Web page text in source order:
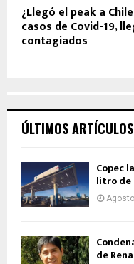
¿Llegó el peak a
casos de Covid-19,
contagiados
ÚLTIMOS ARTÍCULOS
Copec
litro de
de